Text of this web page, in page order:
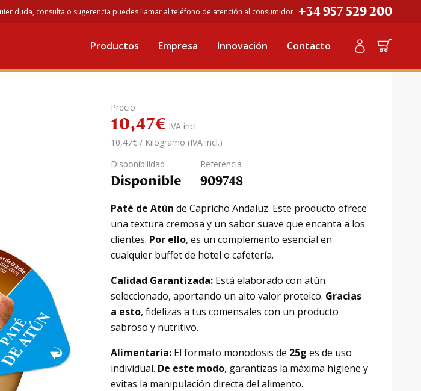
duda, consulta o sugerencia puedes llamar al teléfono de atención al consumidor +34 957 529 200
Productos Empresa Innovación Contacto
40 Tarrinas Monodosis (25g)
Precio
10,47€ IVA incl.
10,47€ / Kilogramo (IVA incl.)
Disponibilidad
Disponible
Referencia
909748
Paté de Atún de Capricho Andaluz. Este producto ofrece
una textura cremosa y un sabor suave que encanta a los
clientes. Por ello, es un complemento esencial en
cualquier buffet de hotel o cafetería.
Calidad Garantizada: Está elaborado con atún
seleccionado, aportando un alto valor proteico. Gracias
a esto, fidelizas a tus comensales con un producto
sabroso y nutritivo.
Alimentaria: El formato monodosis de 25g es de uso
individual. De este modo, garantizas la máxima higiene y
evitas la manipulación directa del alimento.